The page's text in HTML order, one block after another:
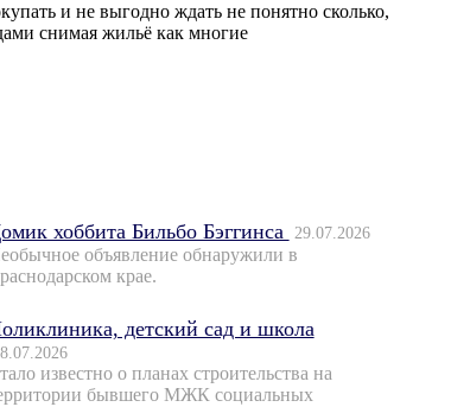
и не выгодно ждать не понятно сколько,
снимая жильё как многие
хоббита Бильбо Бэггинса 29.07.2026
объявление обнаружили в
крае.
детский сад и школа
известно о планах строительства на
бывшего МЖК социальных